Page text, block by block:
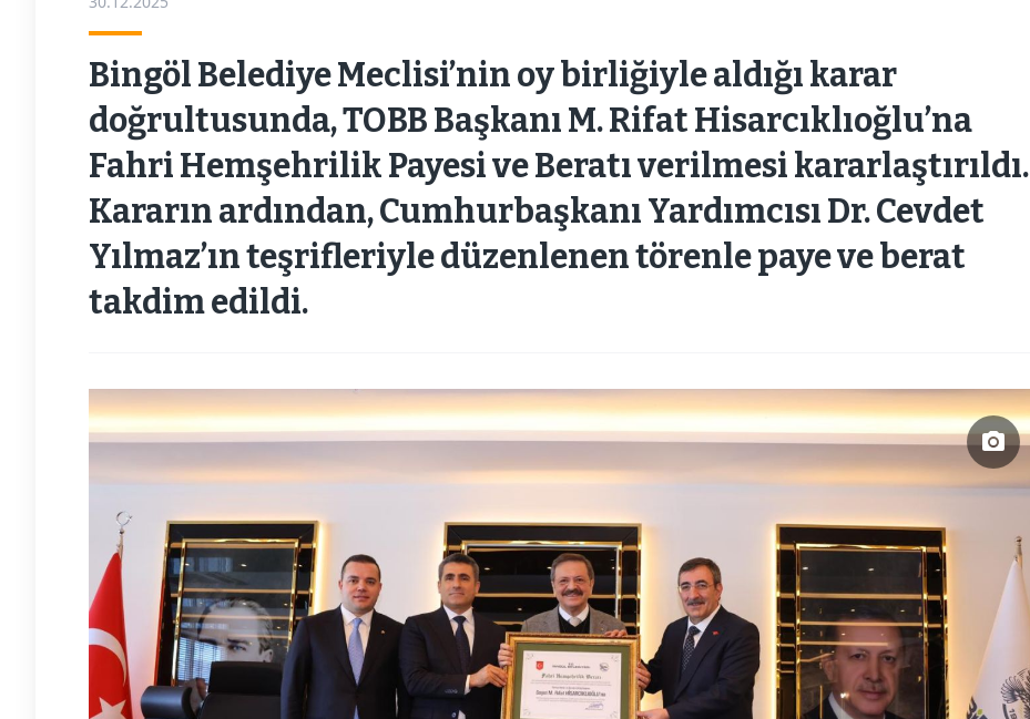
Bingöl Belediye Meclisi’nin oy birliğiyle aldığı karar
doğrultusunda, TOBB Başkanı M. Rifat Hisarcıklıoğlu’na
Fahri Hemşehrilik Payesi ve Beratı verilmesi kararlaştırıldı.
Kararın ardından, Cumhurbaşkanı Yardımcısı Dr. Cevdet
Yılmaz’ın teşrifleriyle düzenlenen törenle paye ve berat
takdim edildi.